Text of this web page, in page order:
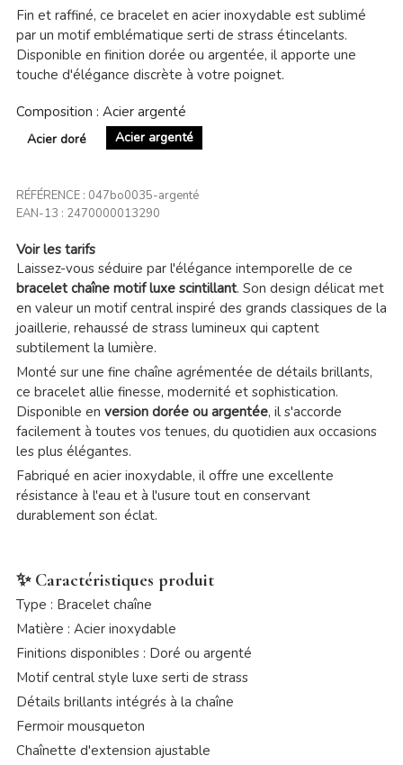
Fin et raffiné, ce bracelet en acier inoxydable est sublimé
par un motif emblématique serti de strass étincelants.
Disponible en finition dorée ou argentée, il apporte une
touche d'élégance discrète à votre poignet.
Composition : Acier argenté
Acier doré Acier argenté
RÉFÉRENCE : 047bo0035-argenté
EAN-13 : 2470000013290
Voir les tarifs
Laissez-vous séduire par l'élégance intemporelle de ce
bracelet chaîne motif luxe scintillant. Son design délicat met
en valeur un motif central inspiré des grands classiques de la
joaillerie, rehaussé de strass lumineux qui captent
subtilement la lumière.
Monté sur une fine chaîne agrémentée de détails brillants,
ce bracelet allie finesse, modernité et sophistication.
Disponible en version dorée ou argentée, il s'accorde
facilement à toutes vos tenues, du quotidien aux occasions
les plus élégantes.
Fabriqué en acier inoxydable, il offre une excellente
résistance à l'eau et à l'usure tout en conservant
durablement son éclat.
✨ Caractéristiques produit
Type : Bracelet chaîne
Matière : Acier inoxydable
Finitions disponibles : Doré ou argenté
Motif central style luxe serti de strass
Détails brillants intégrés à la chaîne
Fermoir mousqueton
Chaînette d'extension ajustable